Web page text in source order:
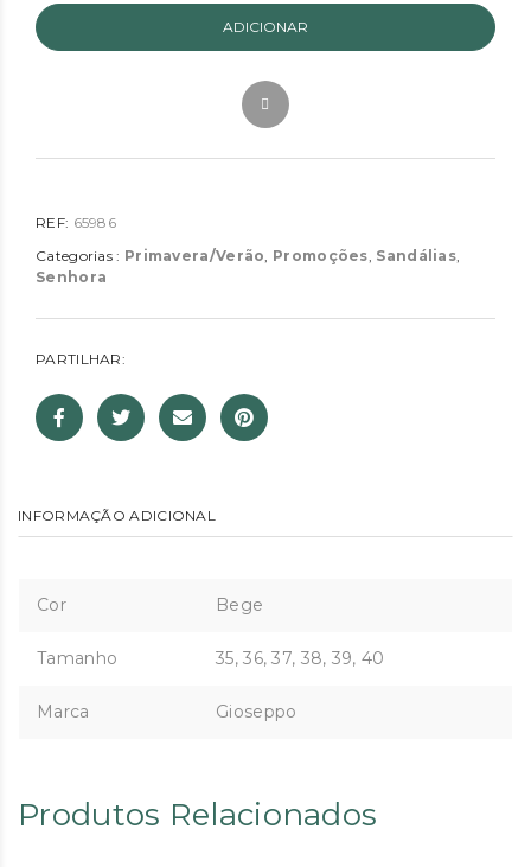
ADICIONAR
REF: 65986
Categorias : Primavera/Verão, Promoções, Sandálias,
Senhora
PARTILHAR:
INFORMAÇÃO ADICIONAL
Cor Bege
Tamanho 35, 36, 37, 38, 39, 40
Marca Gioseppo
Produtos Relacionados